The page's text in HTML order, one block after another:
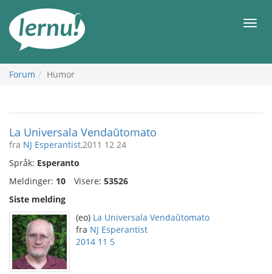
innholdet
Meny
Forum Humor
La Universala Vendaŭtomato
fra NJ Esperantist,2011 12 24
Språk: Esperanto
Meldinger: 10 Visere: 53526
Siste melding
(eo) La Universala Vendaŭtomato
fra NJ Esperantist
2014 11 5